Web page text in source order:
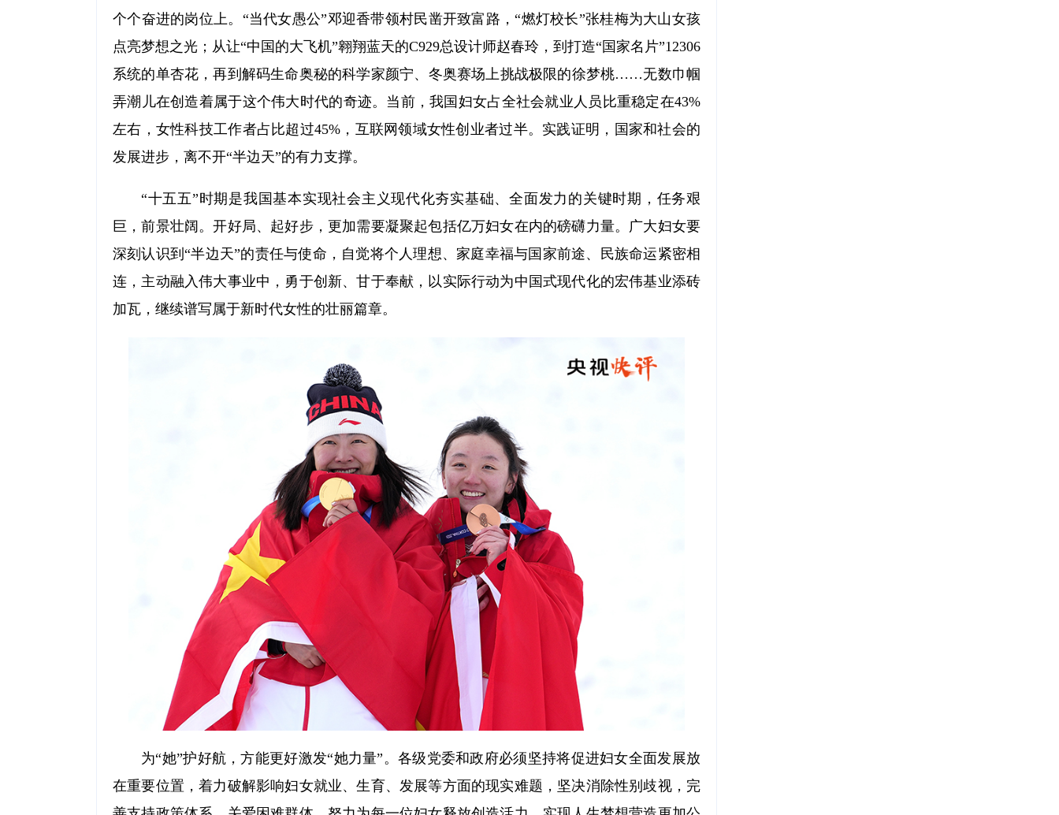
个个奋进的岗位上。“当代女愚公”邓迎香带领村民凿开致富路，“燃灯校长”张桂梅为大山女孩
点亮梦想之光；从让“中国的大飞机”翱翔蓝天的C929总设计师赵春玲，到打造“国家名片”12306
系统的单杏花，再到解码生命奥秘的科学家颜宁、冬奥赛场上挑战极限的徐梦桃……无数巾帼
弄潮儿在创造着属于这个伟大时代的奇迹。当前，我国妇女占全社会就业人员比重稳定在43%
左右，女性科技工作者占比超过45%，互联网领域女性创业者过半。实践证明，国家和社会的
发展进步，离不开“半边天”的有力支撑。
“十五五”时期是我国基本实现社会主义现代化夯实基础、全面发力的关键时期，任务艰
巨，前景壮阔。开好局、起好步，更加需要凝聚起包括亿万妇女在内的磅礴力量。广大妇女要
深刻认识到“半边天”的责任与使命，自觉将个人理想、家庭幸福与国家前途、民族命运紧密相
连，主动融入伟大事业中，勇于创新、甘于奉献，以实际行动为中国式现代化的宏伟基业添砖
加瓦，继续谱写属于新时代女性的壮丽篇章。
为“她”护好航，方能更好激发“她力量”。各级党委和政府必须坚持将促进妇女全面发展放
在重要位置，着力破解影响妇女就业、生育、发展等方面的现实难题，坚决消除性别歧视，完